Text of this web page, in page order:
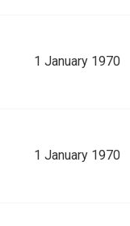
1 January 1970
1 January 1970